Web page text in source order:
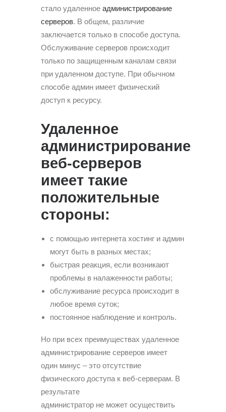
стало удаленное администрирование
серверов. В общем, различие
заключается только в способе доступа.
Обслуживание серверов происходит
только по защищенным каналам связи
при удаленном доступе. При обычном
способе админ имеет физический
доступ к ресурсу.
Удаленное
администрирование
веб-серверов
имеет такие
положительные
стороны:
с помощью интернета хостинг и админ
могут быть в разных местах;
быстрая реакция, если возникают
проблемы в налаженности работы;
обслуживание ресурса происходит в
любое время суток;
постоянное наблюдение и контроль.
Но при всех преимуществах удаленное
администрирование серверов имеет
один минус – это отсутствие
физического доступа к веб-серверам. В
результате
администратор не может осуществить